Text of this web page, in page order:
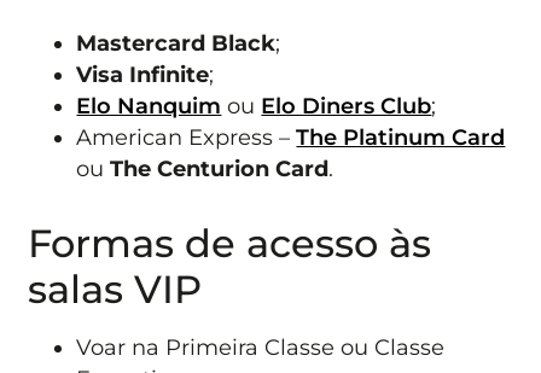
Mastercard Black;
Visa Infinite;
Elo Nanquim ou Elo Diners Club;
American Express –The Platinum Card
ouThe Centurion Card.
Formas de acesso às
salas VIP
Voar na Primeira Classe ou Classe